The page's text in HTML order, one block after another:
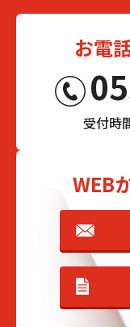
お電
受付時
WEB